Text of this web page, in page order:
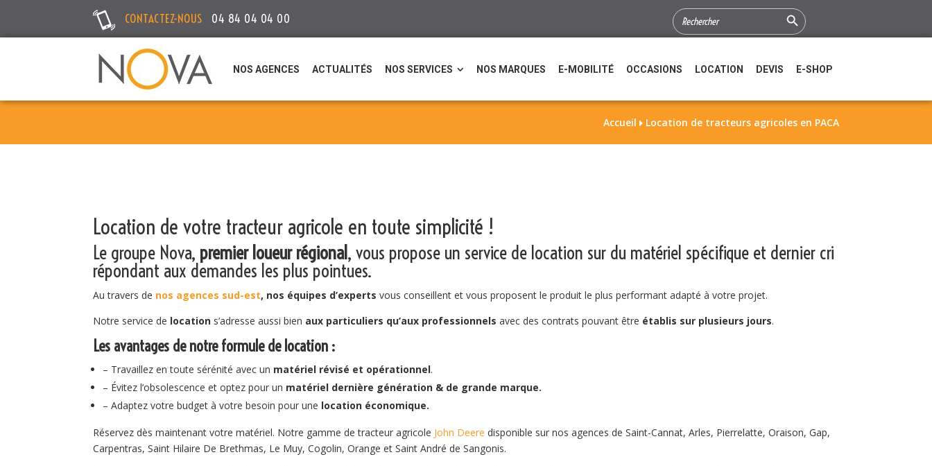
CONTACTEZ-NOUS 04 84 04 04 00
SEARCH
FOR:
Search Button
NOS AGENCES ACTUALITÉS NOS SERVICES NOS MARQUES E-MOBILITÉ OCCASIONS LOCATION DEVIS E-SHOP
Accueil  Location de tracteurs agricoles en PACA
Location de votre tracteur agricole en toute simplicité !
Le groupe Nova, premier loueur régional, vous propose un service de location sur du matériel spécifique et dernier cri
répondant aux demandes les plus pointues.
Au travers de nos agences sud-est, nos équipes d’experts vous conseillent et vous proposent le produit le plus performant adapté à votre projet.
Notre service de location s’adresse aussi bien aux particuliers qu’aux professionnels avec des contrats pouvant être établis sur plusieurs jours.
Les avantages de notre formule de location :
– Travaillez en toute sérénité avec un matériel révisé et opérationnel.
– Évitez l’obsolescence et optez pour un matériel dernière génération & de grande marque.
– Adaptez votre budget à votre besoin pour une location économique.
Réservez dès maintenant votre matériel. Notre gamme de tracteur agricole John Deere disponible sur nos agences de Saint-Cannat, Arles, Pierrelatte, Oraison, Gap,
Carpentras, Saint Hilaire De Brethmas, Le Muy, Cogolin, Orange et Saint André de Sangonis.